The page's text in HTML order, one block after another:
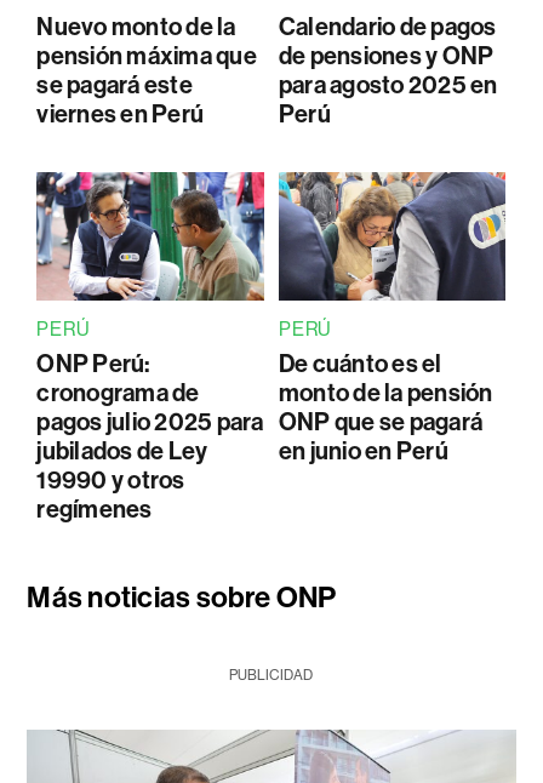
Nuevo monto de la
pensión máxima que
se pagará este
viernes en Perú
Calendario de pagos
de pensiones y ONP
para agosto 2025 en
Perú
PERÚ
ONP Perú:
cronograma de
pagos julio 2025 para
jubilados de Ley
19990 y otros
regímenes
PERÚ
De cuánto es el
monto de la pensión
ONP que se pagará
en junio en Perú
Más noticias sobre ONP
PUBLICIDAD